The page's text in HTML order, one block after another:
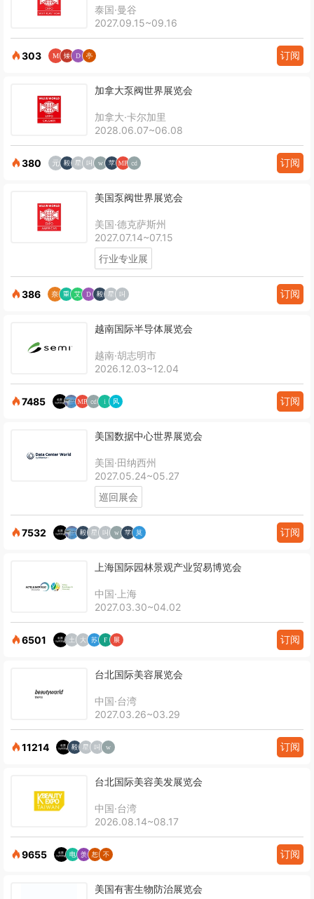
泰国·曼谷
2027.09.15~09.16
303 订阅
加拿大泵阀世界展览会
加拿大·卡尔加里
2028.06.07~06.08
380 订阅
美国泵阀世界展览会
美国·德克萨斯州
2027.07.14~07.15
行业专业展
386 订阅
越南国际半导体展览会
越南·胡志明市
2026.12.03~12.04
7485 订阅
美国数据中心世界展览会
美国·田纳西州
2027.05.24~05.27
巡回展会
7532 订阅
上海国际园林景观产业贸易博览会
中国·上海
2027.03.30~04.02
6501 订阅
台北国际美容展览会
中国·台湾
2027.03.26~03.29
11214 订阅
台北国际美容美发展览会
中国·台湾
2026.08.14~08.17
9655 订阅
美国有害生物防治展览会